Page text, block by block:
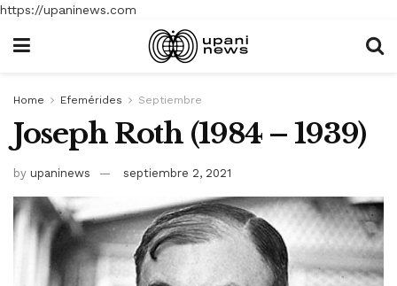
https://upaninews.com
Home Efemérides Septiembre
Joseph Roth (1984 – 1939)
by upaninews septiembre 2, 2021